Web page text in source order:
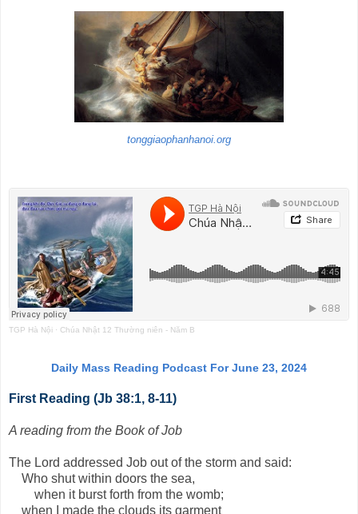
tonggiaophanhanoi.org
TGP Hà Nội · Chúa Nhật 12 Thường niên - Năm B
Daily Mass Reading Podcast For June 23, 2024
First Reading (Jb 38:1, 8-11)
A reading from the Book of Job
The Lord addressed Job out of the storm and said:
Who shut within doors the sea,
when it burst forth from the womb;
when I made the clouds its garment